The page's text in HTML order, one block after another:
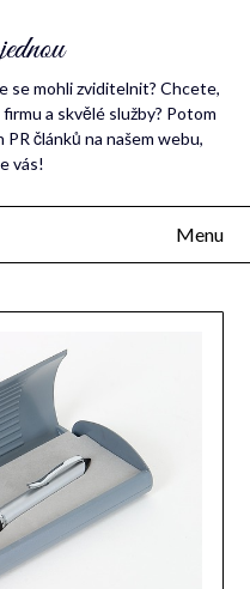
se mohli zviditelnit? Chcete,
a skvělé služby? Potom
článků na našem webu,
vás!
Menu